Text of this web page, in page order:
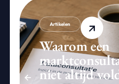
Artikelen
Waarom een
niet altijd